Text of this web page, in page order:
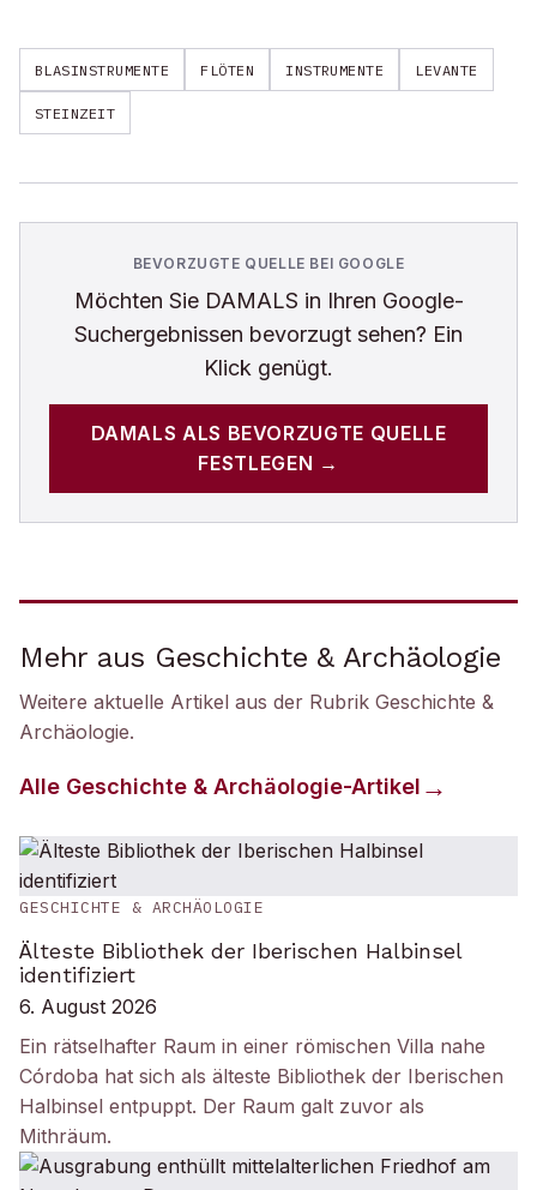
BLASINSTRUMENTE FLÖTEN INSTRUMENTE LEVANTE
STEINZEIT
BEVORZUGTE QUELLE BEI GOOGLE
Möchten Sie DAMALS in Ihren Google-
Suchergebnissen bevorzugt sehen? Ein
Klick genügt.
DAMALS ALS BEVORZUGTE QUELLE
FESTLEGEN →
Mehr aus Geschichte & Archäologie
Weitere aktuelle Artikel aus der Rubrik Geschichte &
Archäologie.
Alle Geschichte & Archäologie-Artikel
GESCHICHTE & ARCHÄOLOGIE
Älteste Bibliothek der Iberischen Halbinsel
identifiziert
6. August 2026
Ein rätselhafter Raum in einer römischen Villa nahe
Córdoba hat sich als älteste Bibliothek der Iberischen
Halbinsel entpuppt. Der Raum galt zuvor als
Mithräum.